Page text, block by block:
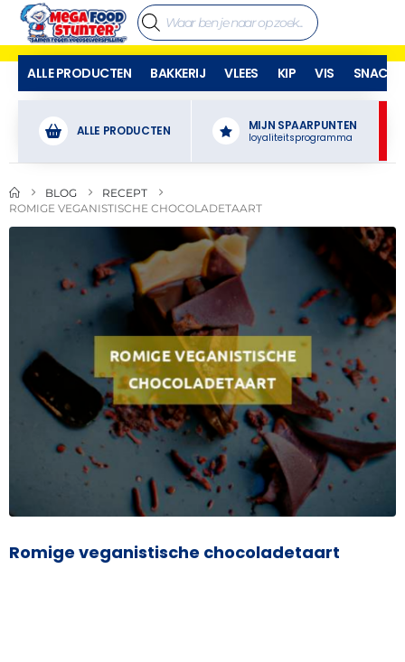
ALLE PRODUCTEN BAKKERIJ VLEES KIP VIS SNACKS
ALLE PRODUCTEN MIJN SPAARPUNTEN
loyaliteitsprogramma
BLOG
RECEPT
ROMIGE VEGANISTISCHE CHOCOLADETAART
Romige veganistische chocoladetaart